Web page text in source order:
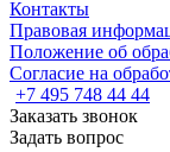
Контакты
Правовая
Положение об
Согласие на
+7 495 748 44 44
Заказать звонок
Задать вопрос